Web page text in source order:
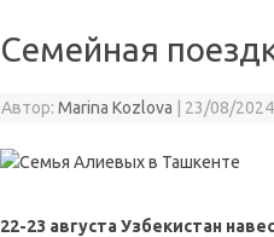
Семейная
Автор: Marina Kozlova 23/08/2024
22-23 августа Узбекистан